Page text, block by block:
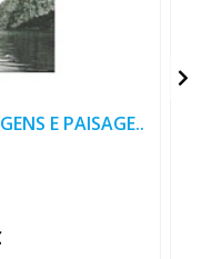
E PAISAGE..